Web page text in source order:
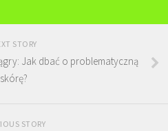
STORY
Jak dbać o problematyczną
skórę?
STORY